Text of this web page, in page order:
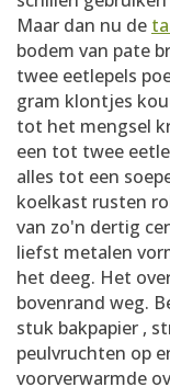
Maar dan nu de
bodem van pate
twee eetlepels
gram klontjes
tot het mengsel
een tot twee
alles tot een
koelkast rusten
van zo'n dertig
liefst metalen
het deeg. Het
bovenrand weg.
stuk bakpapier ,
peulvruchten op
voorverwarmde